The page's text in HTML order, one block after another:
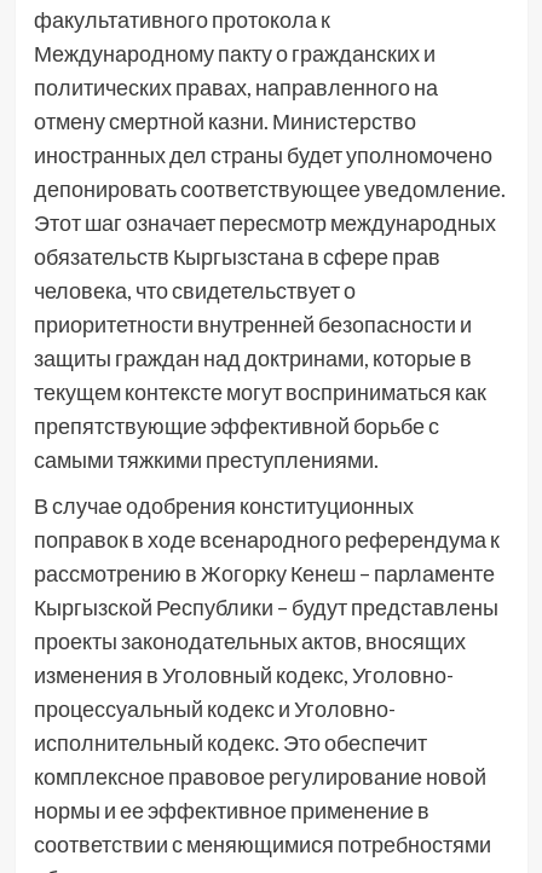
факультативного протокола к
Международному пакту о гражданских и
политических правах, направленного на
отмену смертной казни. Министерство
иностранных дел страны будет уполномочено
депонировать соответствующее уведомление.
Этот шаг означает пересмотр международных
обязательств Кыргызстана в сфере прав
человека, что свидетельствует о
приоритетности внутренней безопасности и
защиты граждан над доктринами, которые в
текущем контексте могут восприниматься как
препятствующие эффективной борьбе с
самыми тяжкими преступлениями.
В случае одобрения конституционных
поправок в ходе всенародного референдума к
рассмотрению в Жогорку Кенеш – парламенте
Кыргызской Республики – будут представлены
проекты законодательных актов, вносящих
изменения в Уголовный кодекс, Уголовно-
процессуальный кодекс и Уголовно-
исполнительный кодекс. Это обеспечит
комплексное правовое регулирование новой
нормы и ее эффективное применение в
соответствии с меняющимися потребностями